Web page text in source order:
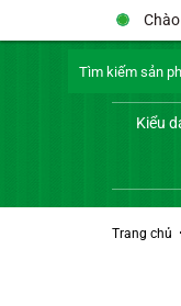
qua
kiếm:
Kiểu
Trang chủ